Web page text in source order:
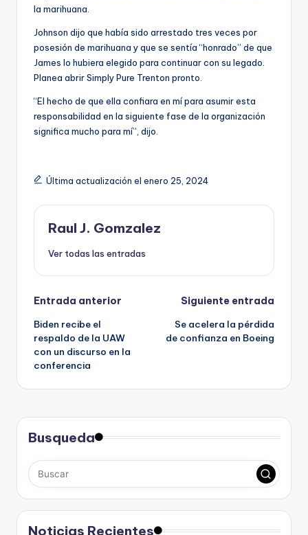
la marihuana.
Johnson dijo que había sido arrestado tres veces por
posesión de marihuana y que se sentía “honrado” de que
James lo hubiera elegido para continuar con su legado.
Planea abrir Simply Pure Trenton pronto.
“El hecho de que ella confiara en mí para asumir esta
responsabilidad en la siguiente fase de la organización
significa mucho para mí”, dijo.
Última actualización el enero 25, 2024
Raul J. Gomzalez
Ver todas las entradas
Navegación
de
entradas
Entrada anterior
Biden recibe el
respaldo de la UAW
con un discurso en la
conferencia
Siguiente entrada
Se acelera la pérdida
de confianza en Boeing
Busqueda
Noticias Recientes